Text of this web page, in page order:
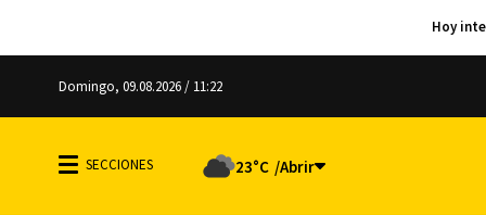
Domingo, 09.08.2026 / 11:22
23°C